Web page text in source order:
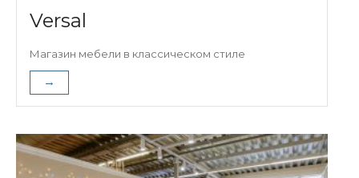
Versal
Магазин мебели в классическом стиле
→